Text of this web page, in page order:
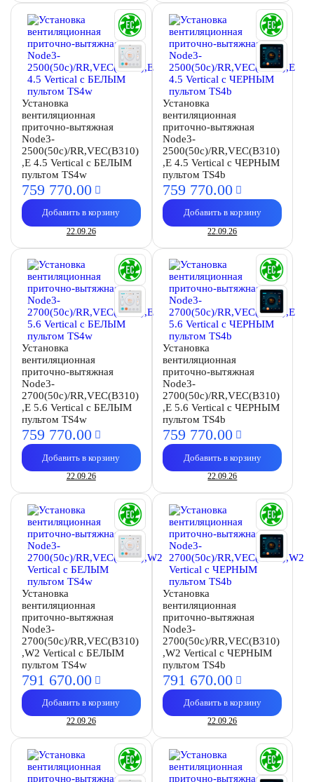
Установка
вентиляционная
приточно-вытяжная
Node3-
2500(50c)/RR,VEC(B310)
,E 4.5 Vertical с БЕЛЫМ
пультом TS4w
759 770.00
Добавить в корзину
22.09.26
Установка
вентиляционная
приточно-вытяжная
Node3-
2500(50c)/RR,VEC(B310)
,E 4.5 Vertical с ЧЕРНЫМ
пультом TS4b
759 770.00
Добавить в корзину
22.09.26
Установка
вентиляционная
приточно-вытяжная
Node3-
2700(50c)/RR,VEC(B310)
,E 5.6 Vertical с БЕЛЫМ
пультом TS4w
759 770.00
Добавить в корзину
22.09.26
Установка
вентиляционная
приточно-вытяжная
Node3-
2700(50c)/RR,VEC(B310)
,E 5.6 Vertical с ЧЕРНЫМ
пультом TS4b
759 770.00
Добавить в корзину
22.09.26
Установка
вентиляционная
приточно-вытяжная
Node3-
2700(50c)/RR,VEC(B310)
,W2 Vertical с БЕЛЫМ
пультом TS4w
791 670.00
Добавить в корзину
22.09.26
Установка
вентиляционная
приточно-вытяжная
Node3-
2700(50c)/RR,VEC(B310)
,W2 Vertical с ЧЕРНЫМ
пультом TS4b
791 670.00
Добавить в корзину
22.09.26